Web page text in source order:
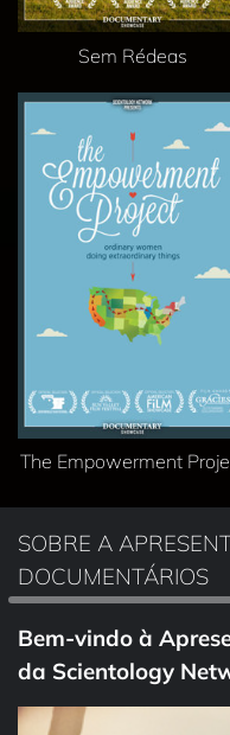
Sem Rédeas
The Empowerment
SOBRE A
DOCUMENTÁRIOS
Bem‑vindo à
da Scientology